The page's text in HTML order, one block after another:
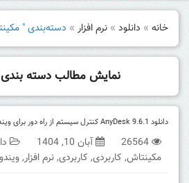
خانه » دانلود » نرم افزار » دسته‌بندی "
نمایش مطالب دسته
دانلود AnyDesk 9.6.1 کنترل سیستم از راه دور برای ویندوز، مک، لینوکس و اندروید
26564 آبان 10, 1404
مکینتاش, کاربردی, کاربردی,نرم افزار,